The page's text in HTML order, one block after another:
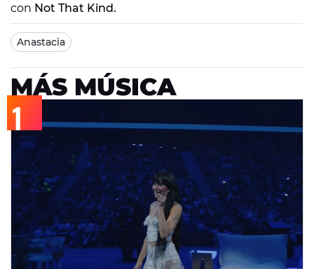
con Not That Kind.
Anastacia
MÁS MÚSICA